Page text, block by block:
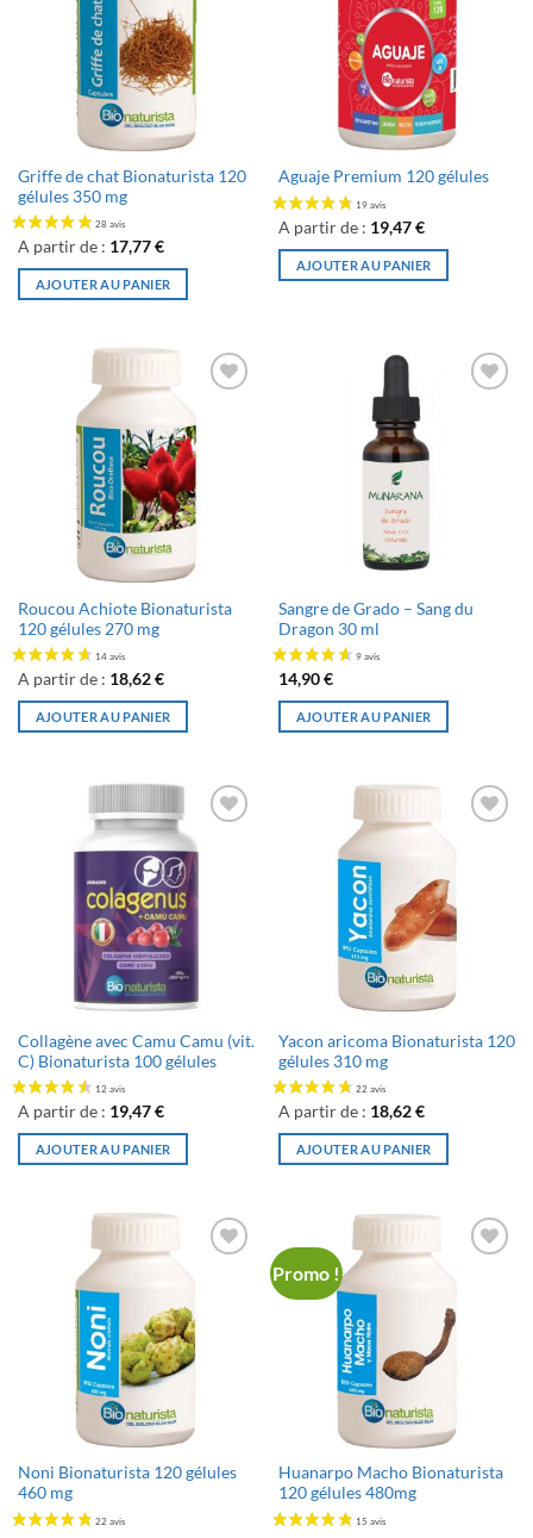
souhaits
Griffe de chat Bionaturista 120
gélules 350 mg
A partir de : 17,77€
AJOUTER AU PANIER
souhaits
Aguaje Premium 120 gélules
A partir de : 19,47€
AJOUTER AU PANIER
à la liste
souhaits
Roucou Achiote Bionaturista
120 gélules 270 mg
A partir de : 18,62€
AJOUTER AU PANIER
Sangre de Grado – Sang du
Dragon 30 ml
14,90€
AJOUTER AU PANIER
Ajouter
à la liste
Collagène avec Camu Camu (vit.
C) Bionaturista 100 gélules
A partir de : 19,47€
AJOUTER AU PANIER
Yacon aricoma Bionaturista 120
gélules 310 mg
A partir de : 18,62€
AJOUTER AU PANIER
souhaits
Noni Bionaturista 120 gélules
460 mg
Promo !
souhaits
Huanarpo Macho Bionaturista
120 gélules 480mg